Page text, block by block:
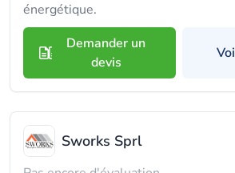
énergétique.
Demander un
devis
Sworks Sprl